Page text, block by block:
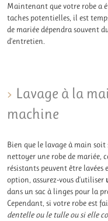
Maintenant que votre robe a
taches potentielles, il est
de mariée dépendra souvent
d’entretien.
Lavage à la
machine
Bien que le lavage à main
nettoyer une robe de mariée,
résistants peuvent être lavées
option, assurez-vous d’utiliser
dans un sac à linges pour la
Cependant, si votre robe est
dentelle ou le tulle ou si elle